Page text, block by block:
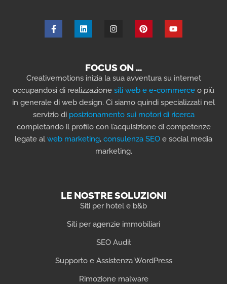
FOCUS ON …
Creativemotions inizia la sua avventura su internet
occupandosi di realizzazione siti web e e-commerce o più
in generale di web design. Ci siamo quindi specializzati nel
servizio di posizionamento sui motori di ricerca
completando il profilo con l’acquisizione di competenze
legate alweb marketing, consulenza SEO e social media
marketing.
LE NOSTRE SOLUZIONI
Siti per hotel e b&b
Siti per agenzie immobiliari
SEO Audit
Supporto e Assistenza WordPress
Rimozione malware